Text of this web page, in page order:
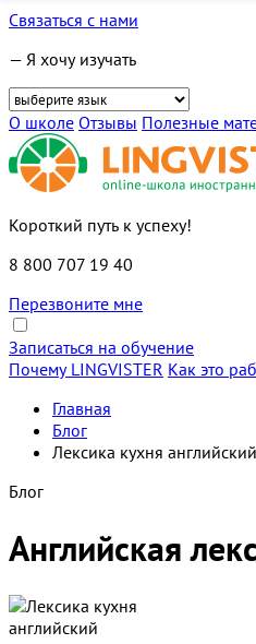
Связаться с нами
— Я хочу изучать
О школе Отзывы Полезные
Короткий путь к успеху!
8 800 707 19 40
Перезвоните мне
Записаться на обучение
Почему LINGVISTER Как это
Главная
Блог
Лексика кухня английский
Блог
Английская